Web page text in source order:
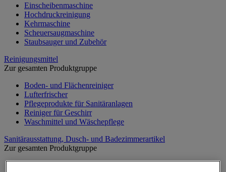
Einscheibenmaschine
Hochdruckreinigung
Kehrmaschine
Scheuersaugmaschine
Staubsauger und Zubehör
Reinigungsmittel
Zur gesamten Produktgruppe
Boden- und Flächenreiniger
Lufterfrischer
Pflegeprodukte für Sanitäranlagen
Reiniger für Geschirr
Waschmittel und Wäschepflege
Sanitärausstattung, Dusch- und Badezimmerartikel
Zur gesamten Produktgruppe